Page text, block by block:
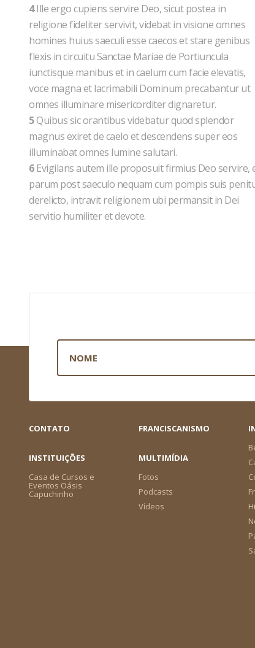
4Ille ergo cupiens servire Deo, sicut postea in
religione fideliter servivit, videbat in visione omnes
homines huius saeculi esse caecos et stare genibus
flexis in circuitu Sanctae Mariae de Portiuncula
iunctisque manibus et in caelum cum facie elevatis,
voce magna et lacrimabili Dominum precabantur ut
omnes illuminare misericorditer dignaretur.
5Quibus sic orantibus videbatur quod splendor
magnus exiret de caelo et descendens super eos
illuminabat omnes lumine salutari.
6Evigilans autem ille proposuit firmius Deo servire,
parum post saeculo nequam cum pompis suis
derelicto, intravit religionem ubi permansit in Dei
servitio humiliter et devote.
CONTATO FRANCISCANISMO
INSTITUIÇÕES
Casa de Cursos e
Eventos Oásis
Capuchinho
MULTIMÍDIA
Fotos
Podcasts
Vídeos